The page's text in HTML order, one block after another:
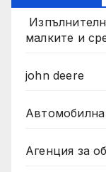
малките и
john deere
Агенция за